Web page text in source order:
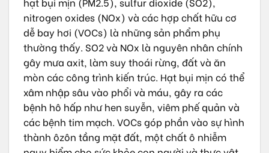
nitrogen oxides (NOx) và các hợp chất hữu cơ
dễ bay hơi (VOCs) là những sản phẩm phụ
thường thấy. SO2 và NOx là nguyên nhân chính
gây mưa axit, làm suy thoái rừng, đất và ăn
mòn các công trình kiến trúc. Hạt bụi mịn có thể
xâm nhập sâu vào phổi và máu, gây ra các
bệnh hô hấp như hen suyễn, viêm phế quản và
các bệnh tim mạch. VOCs góp phần vào sự hình
thành ôzôn tầng mặt đất, một chất ô nhiễm